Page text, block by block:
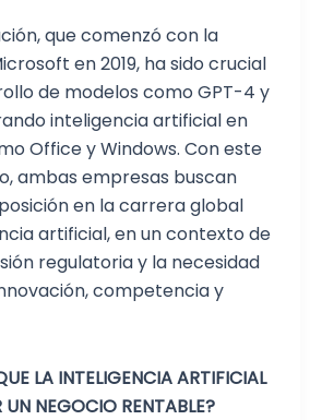
que comenzó con la
en 2019, ha sido crucial
de modelos como GPT-4 y
inteligencia artificial en
Office y Windows. Con este
ambas empresas buscan
en la carrera global
artificial, en un contexto de
regulatoria y la necesidad
competencia y
LA INTELIGENCIA ARTIFICIAL
NEGOCIO RENTABLE?